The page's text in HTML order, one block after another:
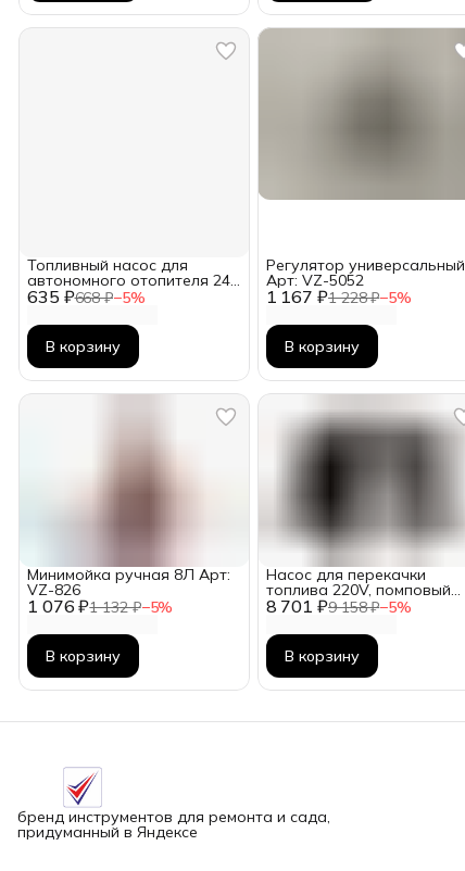
635 ₽668 ₽−5%
Топливный насос для
автономного отопителя 24в
Арт: VZ-7007
В корзину
1 167 ₽1 228 ₽−5%
Регулятор универсальный
Арт: VZ-5052
В корзину
1 076 ₽1 132 ₽−5%
Минимойка ручная 8Л Арт:
VZ-826
В корзину
8 701 ₽9 158 ₽−5%
Насос для перекачки
топлива 220V, помповый
(550Вт, 60 л/мин.) АТ-0293
В корзину
бренд инструментов для ремонта и сада,
придуманный в Яндексе